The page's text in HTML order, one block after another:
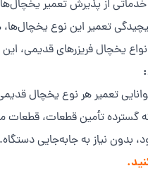
از پذیرش تعمیر
تعمیر این نوع
یخچال فریزرهای قدیمی،
تعمیر هر نوع یخچال
گسترده تأمین قطعات، قطعات
بدون نیاز به جابه‌جایی دستگاه.